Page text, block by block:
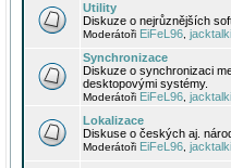
Utility
Diskuze o nejrůznějších
Moderátoři EiFeL96
Synchronizace
Diskuze o synchronizaci
desktopovými systémy.
Moderátoři EiFeL96
Lokalizace
Diskuse o českých aj.
Moderátoři EiFeL96